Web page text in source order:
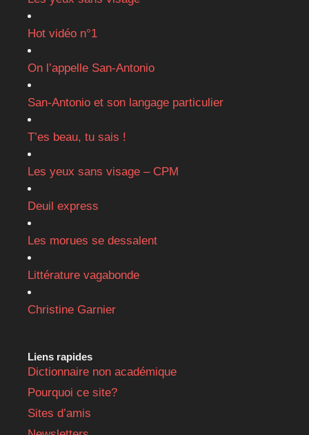
Hot vidéo n°1
On l’appelle San-Antonio
San-Antonio et son langage particulier
T’es beau, tu sais !
Les yeux sans visage – CPM
Deuil express
Les morues se dessalent
Littérature vagabonde
Christine Garnier
Liens rapides
Dictionnaire non académique
Pourquoi ce site?
Sites d’amis